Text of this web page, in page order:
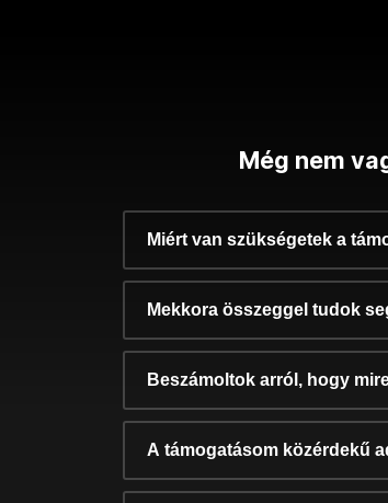
Még nem
Miért van szükségetek a
Mekkora összeggel tudok
Beszámoltok arról, hogy
A támogatásom közérdekű